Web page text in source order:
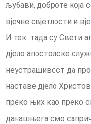
љубави, доброте која
вјечне свјетлости и
И тек тада су Свети
дјело апостолске
неустрашивост да
наставе дјело
преко њих као преко
данашњега смо